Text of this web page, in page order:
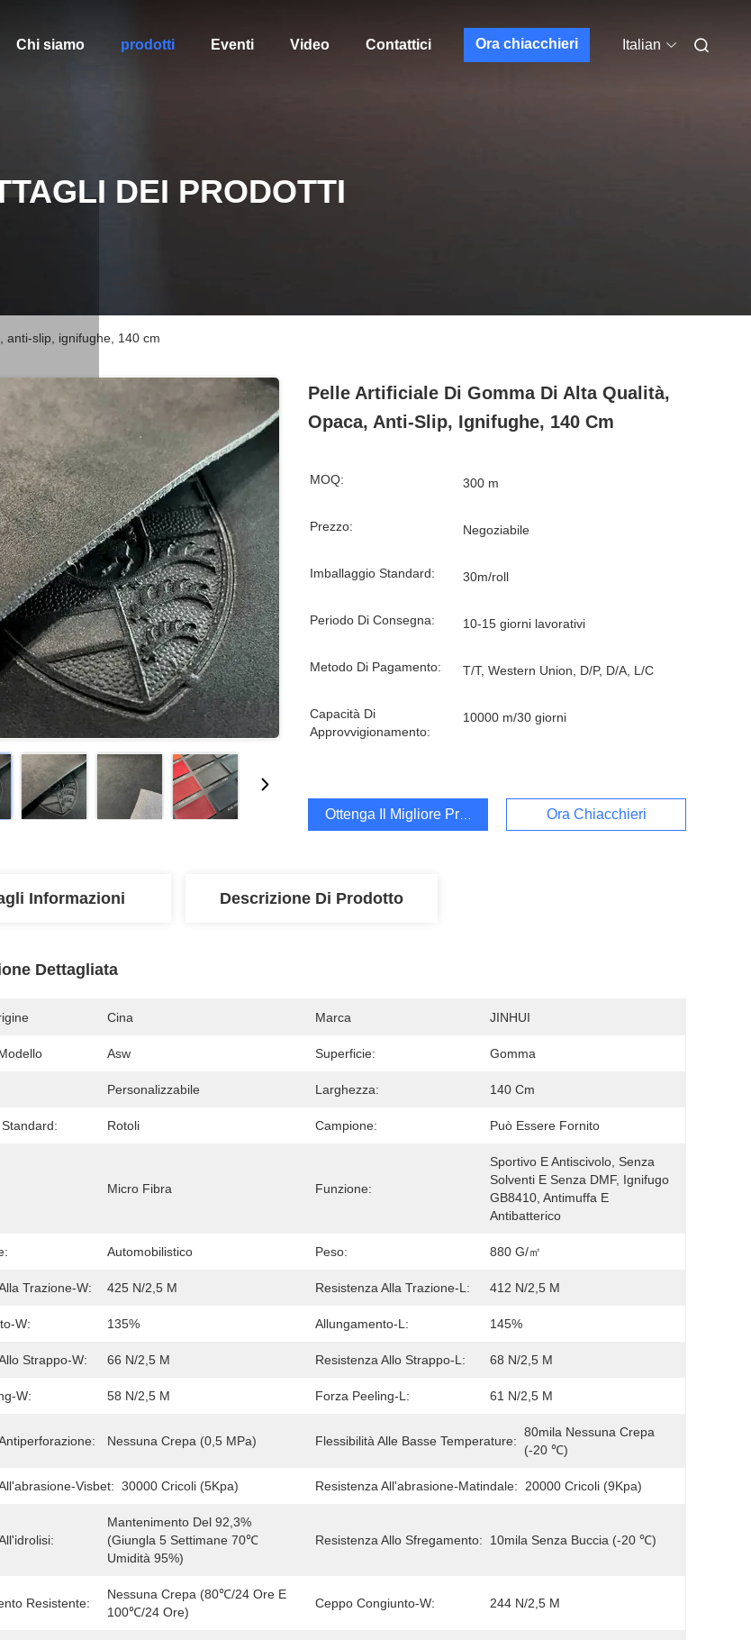
Chi siamo prodotti Eventi Video Contattici Ora chiacchieri Italian
DEI PRODOTTI
anti-slip, ignifughe, 140 cm
Pelle Artificiale Di Gomma Di Alta Qualità,
Opaca, Anti-Slip, Ignifughe, 140 Cm
MOQ: 300 m
Prezzo: Negoziabile
Imballaggio Standard: 30m/roll
Periodo Di Consegna: 10-15 giorni lavorativi
Metodo Di Pagamento: T/T, Western Union, D/P, D/A, L/C
Capacità Di
Approvvigionamento:
10000 m/30 giorni
Ottenga Il Migliore Prezzo Ora Chiacchieri
Informazioni Descrizione Di Prodotto
Dettagliata
Cina Marca JINHUI
Asw Superficie: Gomma
Personalizzabile Larghezza: 140 Cm
Rotoli Campione: Può Essere Fornito
Micro Fibra Funzione:
Sportivo E Antiscivolo, Senza
Solventi E Senza DMF, Ignifugo
GB8410, Antimuffa E
Antibatterico
Automobilistico Peso: 880 G/㎡
Trazione-W: 425 N/2,5 M Resistenza Alla Trazione-L: 412 N/2,5 M
W: 135% Allungamento-L: 145%
Strappo-W: 66 N/2,5 M Resistenza Allo Strappo-L: 68 N/2,5 M
W: 58 N/2,5 M Forza Peeling-L: 61 N/2,5 M
Nessuna Crepa (0,5 MPa) Flessibilità Alle Basse Temperature:
80mila Nessuna Crepa
(-20 ℃)
Visbet: 30000 Cricoli (5Kpa) Resistenza All'abrasione-Matindale: 20000 Cricoli (9Kpa)
Mantenimento Del 92,3%
(Giungla 5 Settimane 70℃
Umidità 95%)
Resistenza Allo Sfregamento: 10mila Senza Buccia (-20 ℃)
Resistente:
Nessuna Crepa (80℃/24 Ore E
100℃/24 Ore)
Ceppo Congiunto-W: 244 N/2,5 M